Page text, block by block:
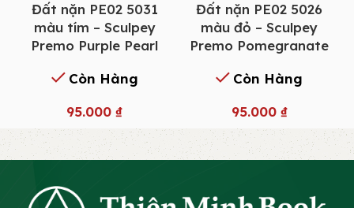
Đất nặn PE02 5031
màu tím – Sculpey
Premo Purple Pearl
Còn Hàng
95.000 ₫
Đất nặn PE02 5026
màu đỏ – Sculpey
Premo Pomegranate
Còn Hàng
95.000 ₫